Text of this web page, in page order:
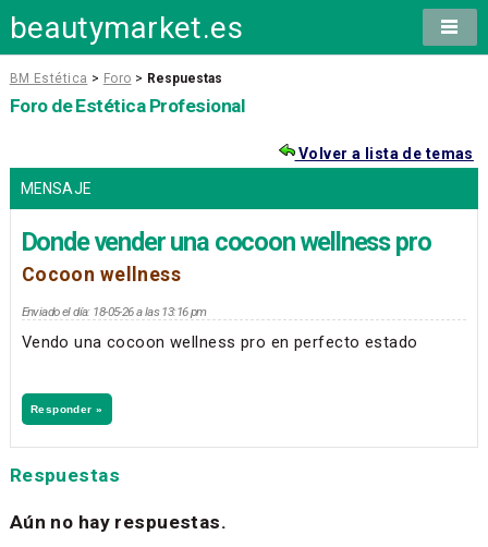
beautymarket.es
BM Estética > Foro > Respuestas
Foro de Estética Profesional
Volver a lista de temas
MENSAJE
Donde vender una cocoon wellness pro
Cocoon wellness
Enviado el día: 18-05-26 a las 13:16 pm
Vendo una cocoon wellness pro en perfecto estado
Responder »
Respuestas
Aún no hay respuestas.